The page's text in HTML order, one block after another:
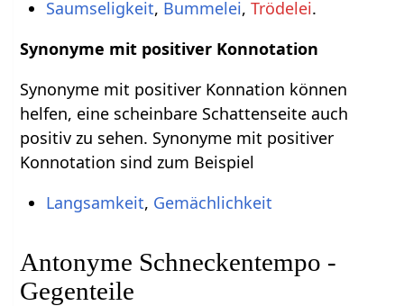
Saumseligkeit, Bummelei, Trödelei.
Synonyme mit positiver Konnotation
Synonyme mit positiver Konnation können
helfen, eine scheinbare Schattenseite auch
positiv zu sehen. Synonyme mit positiver
Konnotation sind zum Beispiel
Langsamkeit, Gemächlichkeit
Antonyme Schneckentempo -
Gegenteile